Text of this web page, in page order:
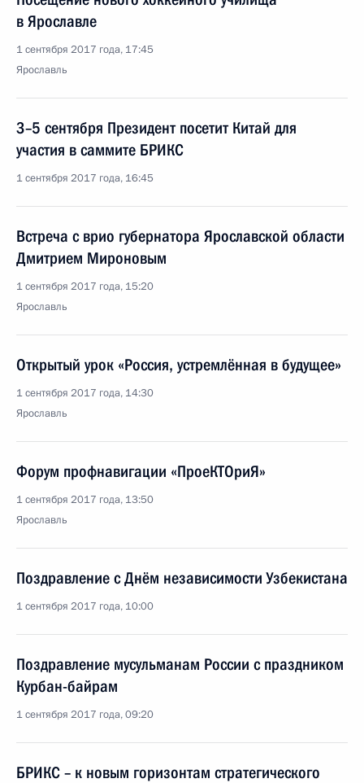
в Ярославле
1 сентября 2017 года, 17:45
Ярославль
3–5 сентября Президент посетит Китай для
участия в саммите БРИКС
1 сентября 2017 года, 16:45
Встреча с врио губернатора Ярославской области
Дмитрием Мироновым
1 сентября 2017 года, 15:20
Ярославль
Открытый урок «Россия, устремлённая в будущее»
1 сентября 2017 года, 14:30
Ярославль
Форум профнавигации «ПроеКТОриЯ»
1 сентября 2017 года, 13:50
Ярославль
Поздравление с Днём независимости Узбекистана
1 сентября 2017 года, 10:00
Поздравление мусульманам России с праздником
Курбан-байрам
1 сентября 2017 года, 09:20
БРИКС – к новым горизонтам стратегического